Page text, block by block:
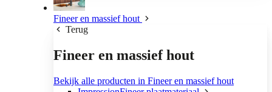
Fineer en massief hout
Terug
Fineer en massief hout
Bekijk alle producten in Fineer en massief hout